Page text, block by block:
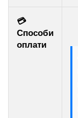
💳
Способи
оплати